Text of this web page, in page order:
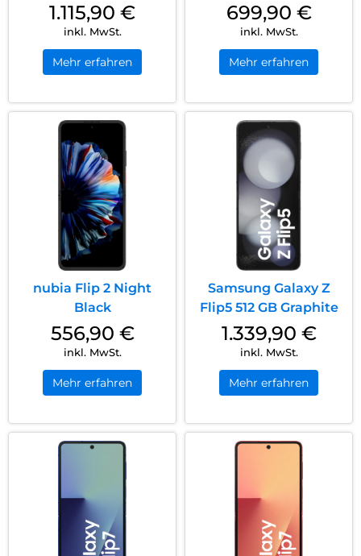
1.115,90 €
inkl. MwSt.
Mehr erfahren
699,90 €
inkl. MwSt.
Mehr erfahren
nubia Flip 2 Night
Black
556,90 €
inkl. MwSt.
Mehr erfahren
Samsung Galaxy Z
Flip5 512 GB Graphite
1.339,90 €
inkl. MwSt.
Mehr erfahren